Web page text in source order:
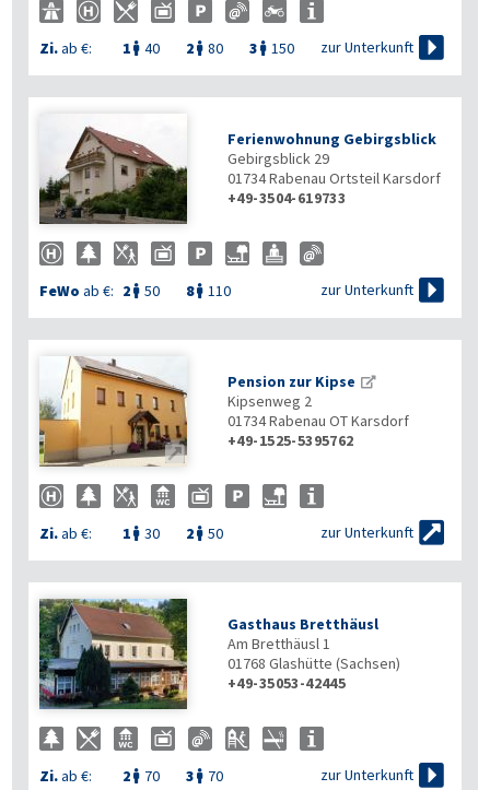
Zi.ab €: 1  40 2  80 3  150 zur Unterkunft 
Ferienwohnung Gebirgsblick
Gebirgsblick 29
01734Rabenau Ortsteil Karsdorf
+49-3504-619733
FeWo ab €: 2  50 8 110 zur Unterkunft 

Pension zur Kipse
Kipsenweg 2
01734Rabenau OT Karsdorf
+49-1525-5395762
Zi.ab €: 1  30 2  50 zur Unterkunft 
Gasthaus Bretthäusl
Am Bretthäusl 1
01768 Glashütte (Sachsen)
+49-35053-42445
Zi.ab €: 2  70 3  70 zur Unterkunft 